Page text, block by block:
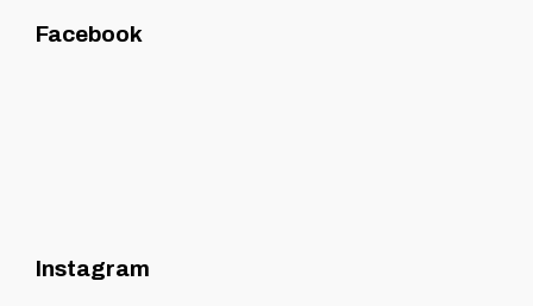
Facebook
Instagram